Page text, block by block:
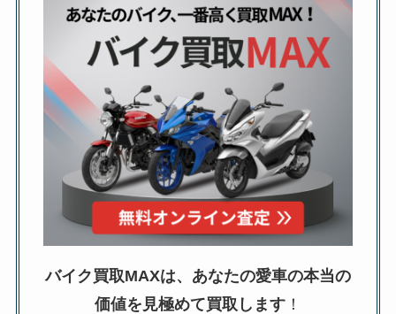
バイク買取MAXは、あなたの愛車の本当の
価値を見極めて買取します ！